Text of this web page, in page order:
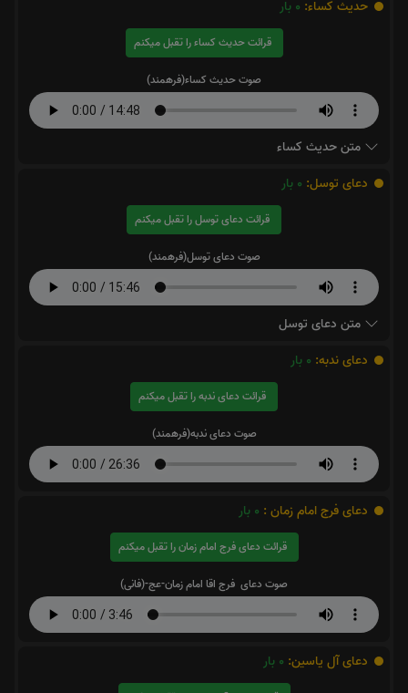
حدیث کساء: 0 بار
قرائت حدیث کساء را تقبل میکنم
صوت حدیث کساء(فرهمند)
متن حدیث کساء
دعای توسل: 0 بار
قرائت دعای توسل را تقبل میکنم
صوت دعای توسل(فرهمند)
متن دعای توسل
دعای ندبه: 0 بار
قرائت دعای ندبه را تقبل میکنم
صوت دعای ندبه(فرهمند)
دعای فرج امام زمان : 0 بار
قرائت دعای فرج امام زمان را تقبل میکنم
صوت دعای فرج اقا امام زمان-عج-(فانی)
دعای آل یاسین: 0 بار